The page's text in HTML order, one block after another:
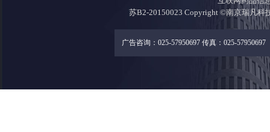
苏B2-20150023 Copyright ©南京瑞凡科
广告咨询：025-57950697 传真：025-57950697